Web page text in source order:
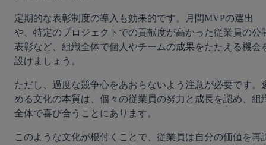
定期的な表彰制度の導入も効果的です。月間MVPの選出
や、特定のプロジェクトでの貢献度が高かった従業員の公
表彰など、組織全体で個人やチームの成果をたたえる機会
設けましょう。
ただし、過度な競争心をあおらないよう注意が必要です。
める文化の本質は、個々の従業員の努力と成長を認め、組
全体で喜び合うことにあります。
このような文化が根付くことで、従業員は自分の価値を再